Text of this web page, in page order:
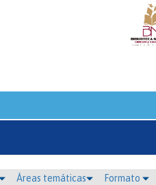
Áreas temáticas Formato